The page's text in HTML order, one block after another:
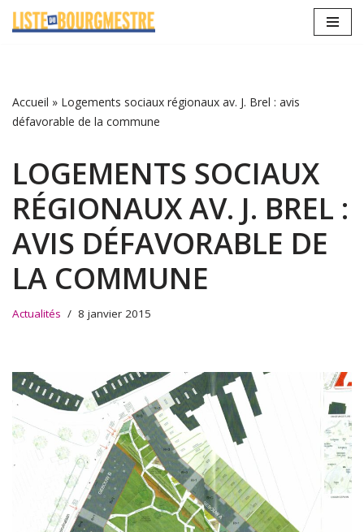
Accueil » Logements sociaux régionaux av. J. Brel : avis
défavorable de la commune
LOGEMENTS SOCIAUX
RÉGIONAUX AV. J. BREL :
AVIS DÉFAVORABLE DE
LA COMMUNE
Actualités 8 janvier 2015